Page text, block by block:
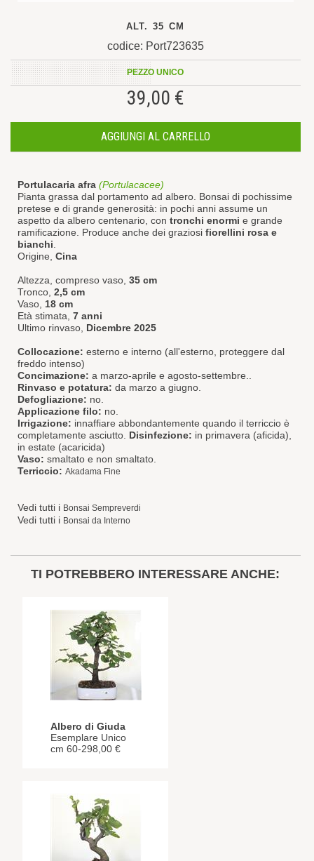
ALT. 35 CM
codice: Port723635
PEZZO UNICO
39,00 €
AGGIUNGI AL CARRELLO
Portulacaria afra (Portulacacee)
Pianta grassa dal portamento ad albero. Bonsai di pochissime
pretese e di grande generosità: in pochi anni assume un
aspetto da albero centenario, con tronchi enormi e grande
ramificazione. Produce anche dei graziosi fiorellini rosa e
bianchi
Origine, Cina
Altezza, compreso vaso, 35 cm
Tronco, 2,5 cm
Vaso, 18 cm
Età stimata, 7 anni
Ultimo rinvaso, Dicembre 2025
Collocazione: esterno e interno (all'esterno, proteggere dal
freddo intenso)
Concimazione: a marzo-aprile e agosto-settembre..
Rinvaso e potatura: da marzo a giugno.
Defogliazione: no.
Applicazione filo: no.
Irrigazione: innaffiare abbondantemente quando il terriccio è
completamente asciutto. Disinfezione: in primavera (aficida),
in estate (acaricida)
Vaso: smaltato e non smaltato.
Terriccio: Akadama Fine
Vedi tutti i Bonsai Sempreverdi
Vedi tutti i Bonsai da Interno
TI POTREBBERO INTERESSARE ANCHE:
Albero di Giuda
Esemplare Unico
cm 60-298,00 €